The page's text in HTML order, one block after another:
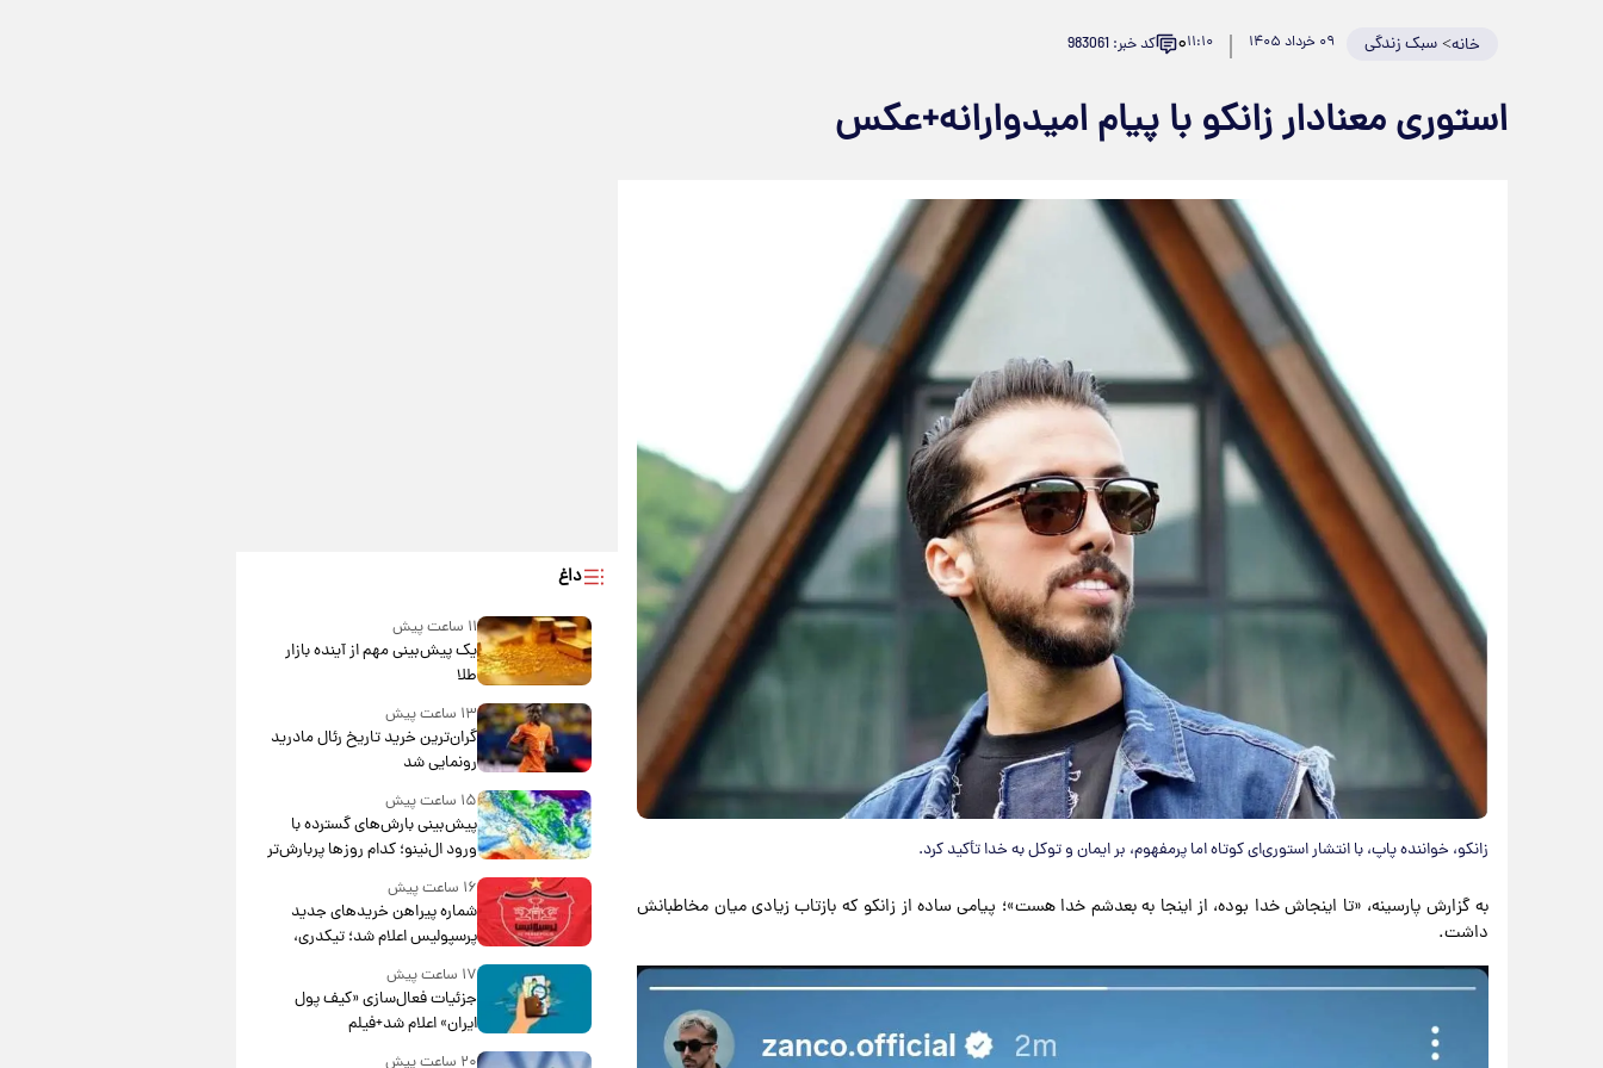
خانه>سبک زندگی ۰۹ خرداد ۱۴۰۵ ۱۱:۱۰۰ کد خبر: 983061
استوری معنادار زانکو با پیام امیدوارانه+عکس
زانکو، خواننده پاپ، با انتشار استوری‌ای کوتاه اما پرمفهوم، بر ایمان و توکل به خدا تأکید کرد.
به گزارش پارسینه، «تا اینجاش خدا بوده، از اینجا به بعدشم خدا هست»؛ پیامی ساده از زانکو که بازتاب زیادی میان مخاطبانش
داشت.
داغ
۱۱ ساعت پیش
یک پیش‌بینی مهم از آینده بازار
طلا
۱۳ ساعت پیش
گران‌ترین خرید تاریخ رئال مادرید
رونمایی شد
۱۵ ساعت پیش
پیش‌بینی بارش‌های گسترده با
ورود ال‌نینو؛ کدام روزها پربارش‌تر
خواهند بود؟
۱۶ ساعت پیش
شماره پیراهن خریدهای جدید
پرسپولیس اعلام شد؛ تیکدری،
محبی و سرگیف با اعداد ویژه
۱۷ ساعت پیش
جزئیات فعال‌سازی «کیف پول
ایران» اعلام شد+فیلم
۲۰ ساعت پیش